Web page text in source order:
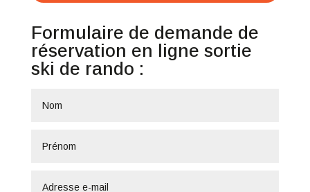
Formulaire de demande de
réservation en ligne sortie
ski de rando :